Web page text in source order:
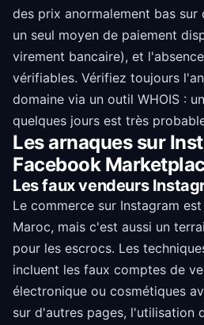
des prix anormalement bas sur
un seul moyen de paiement
virement bancaire), et
vérifiables. Vérifiez toujours
domaine via un outil WHOIS :
quelques jours est très
Les arnaques sur
Facebook
Les faux vendeurs
Le commerce sur Instagram
Maroc, mais c'est aussi un
pour les escrocs. Les
incluent les faux comptes de
électronique ou cosmétiques
sur d'autres pages, l'utilisation